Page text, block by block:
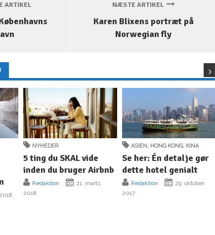
ARTIKEL NÆSTE ARTIKEL
Karen Blixens portræt på
Norwegian fly
NYHEDER
5 ting du SKAL vide
inden du bruger Airbnb
Redaktion
21. marts
2018
ASIEN HONG KONG, KINA
Se her: Én detalje gør
dette hotel genialt
Redaktion
29. oktober
2017